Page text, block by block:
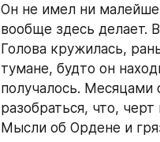
Он не имел ни
вообще здесь делает.
Голова кружилась,
тумане, будто он
получалось. Месяцами
разобраться, что,
Мысли об Ордене и